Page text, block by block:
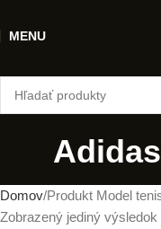
MENU
Domov Produkt Model
Zobrazený jediný výsledok